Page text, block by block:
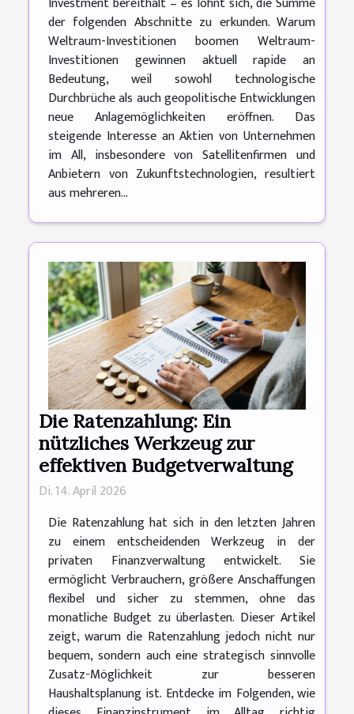
der folgenden Abschnitte zu erkunden. Warum
Weltraum-Investitionen boomen Weltraum-
Investitionen gewinnen aktuell rapide an
Bedeutung, weil sowohl technologische
Durchbrüche als auch geopolitische Entwicklungen
neue Anlagemöglichkeiten eröffnen. Das
steigende Interesse an Aktien von Unternehmen
im All, insbesondere von Satellitenfirmen und
Anbietern von Zukunftstechnologien, resultiert
aus mehreren...
Die Ratenzahlung: Ein
nützliches Werkzeug zur
effektiven Budgetverwaltung
Di. 14. April 2026
Die Ratenzahlung hat sich in den letzten Jahren
zu einem entscheidenden Werkzeug in der
privaten Finanzverwaltung entwickelt. Sie
ermöglicht Verbrauchern, größere Anschaffungen
flexibel und sicher zu stemmen, ohne das
monatliche Budget zu überlasten. Dieser Artikel
zeigt, warum die Ratenzahlung jedoch nicht nur
bequem, sondern auch eine strategisch sinnvolle
Zusatz-Möglichkeit zur besseren
Haushaltsplanung ist. Entdecke im Folgenden, wie